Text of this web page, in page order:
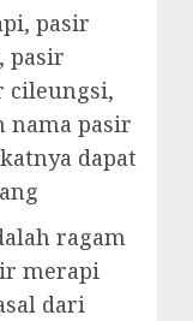
pasir
pasir
cileungsi,
nama pasir
dapat
ragam
merapi
dari